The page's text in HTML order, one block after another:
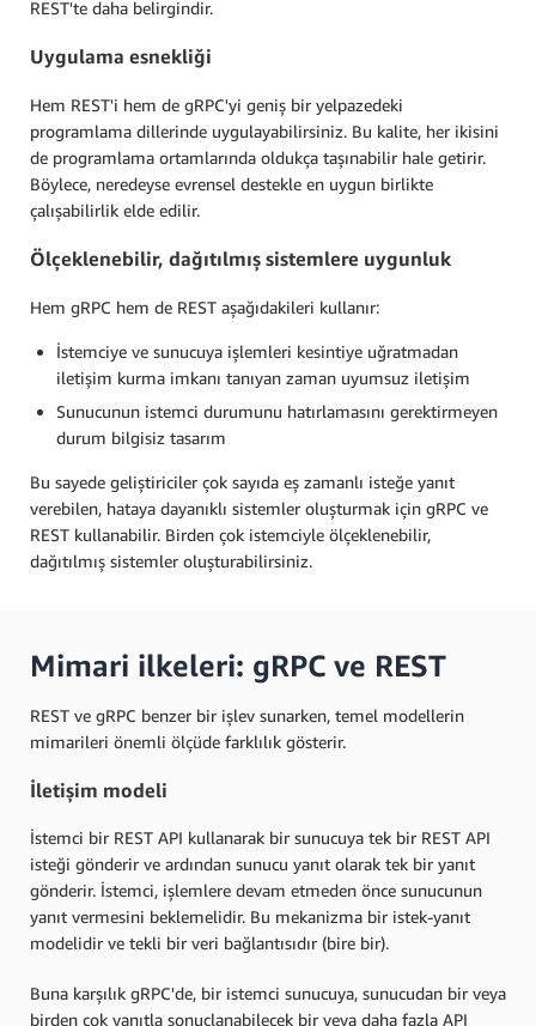
REST'te daha belirgindir.
Uygulama esnekliği
Hem REST'i hem de gRPC'yi geniş bir yelpazedeki
programlama dillerinde uygulayabilirsiniz. Bu kalite, her ikisini
de programlama ortamlarında oldukça taşınabilir hale getirir.
Böylece, neredeyse evrensel destekle en uygun birlikte
çalışabilirlik elde edilir.
Ölçeklenebilir, dağıtılmış sistemlere uygunluk
Hem gRPC hem de REST aşağıdakileri kullanır:
İstemciye ve sunucuya işlemleri kesintiye uğratmadan
iletişim kurma imkanı tanıyan zaman uyumsuz iletişim
Sunucunun istemci durumunu hatırlamasını gerektirmeyen
durum bilgisiz tasarım
Bu sayede geliştiriciler çok sayıda eş zamanlı isteğe yanıt
verebilen, hataya dayanıklı sistemler oluşturmak için gRPC ve
REST kullanabilir. Birden çok istemciyle ölçeklenebilir,
dağıtılmış sistemler oluşturabilirsiniz.
Mimari ilkeleri: gRPC ve REST
REST ve gRPC benzer bir işlev sunarken, temel modellerin
mimarileri önemli ölçüde farklılık gösterir.
İletişim modeli
İstemci bir REST API kullanarak bir sunucuya tek bir REST API
isteği gönderir ve ardından sunucu yanıt olarak tek bir yanıt
gönderir. İstemci, işlemlere devam etmeden önce sunucunun
yanıt vermesini beklemelidir. Bu mekanizma bir istek-yanıt
modelidir ve tekli bir veri bağlantısıdır (bire bir).
Buna karşılık gRPC'de, bir istemci sunucuya, sunucudan bir veya
birden çok yanıtla sonuçlanabilecek bir veya daha fazla API